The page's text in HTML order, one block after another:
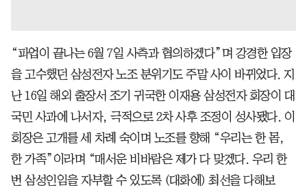
“파업이 끝나는 6월 7일 사측과 협의하겠다”며 강경한 입장
을 고수했던 삼성전자 노조 분위기도 주말 사이 바뀌었다. 지
난 16일 해외 출장서 조기 귀국한 이재용 삼성전자 회장이 대
국민 사과에 나서자, 극적으로 2차 사후 조정이 성사됐다. 이
회장은 고개를 세 차례 숙이며 노조를 향해 “우리는 한 몸,
한 가족”이라며 “매서운 비바람은 제가 다 맞겠다. 우리 한
번 삼성인임을 자부할 수 있도록 (대화에) 최선을 다해보